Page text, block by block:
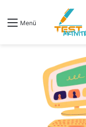
Menü